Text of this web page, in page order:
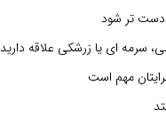
سرمه ای یا زرشکی علاقه دارید
مهم است